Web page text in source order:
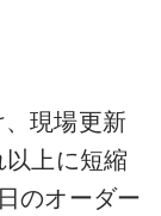
現場更新
上に短縮
のオーダー